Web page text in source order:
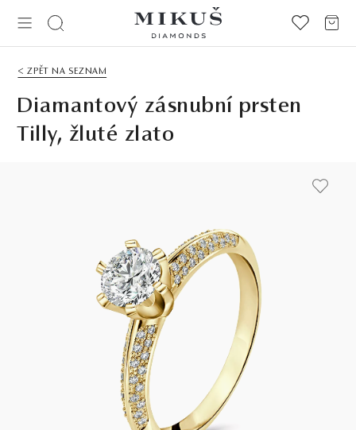
< ZPĚT NA SEZNAM
Diamantový zásnubní prsten
Tilly, žluté zlato